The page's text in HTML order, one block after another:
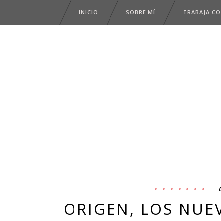
INICIO SOBRE MÍ TRABAJA
ORIGEN, LOS